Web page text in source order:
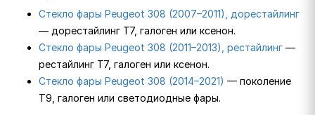
Стекло фары Peugeot 308 (2007–2011), дорестайлинг
— дорестайлинг T7, галоген или ксенон.
Стекло фары Peugeot 308 (2011–2013), рестайлинг —
рестайлинг T7, галоген или ксенон.
Стекло фары Peugeot 308 (2014–2021) — поколение
T9, галоген или светодиодные фары.